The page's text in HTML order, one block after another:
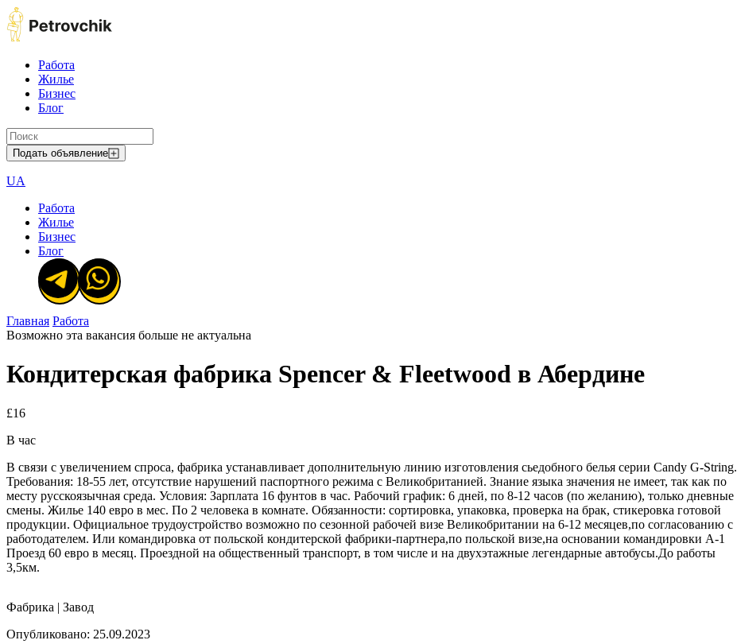
Работа
Жилье
Бизнес
Блог
Подать объявление
UA
Работа
Жилье
Бизнес
Блог
Главная Работа
Возможно эта вакансия больше не актуальна
Кондитерская фабрика Spencer & Fleetwood в Абердине
£16
В час
В связи с увеличением спроса, фабрика устанавливает дополнительную линию изготовления сьедобного белья серии Candy G-String.
Требования: 18-55 лет, отсутствие нарушений паспортного режима с Великобританией. Знание языка значения не имеет, так как по
месту русскоязычная среда. Условия: Зарплата 16 фунтов в час. Рабочий график: 6 дней, по 8-12 часов (по желанию), только дневные
смены. Жилье 140 евро в мес. По 2 человека в комнате. Обязанности: сортировка, упаковка, проверка на брак, стикеровка готовой
продукции. Официальное трудоустройство возможно по сезонной рабочей визе Великобритании на 6-12 месяцев,по согласованию с
работодателем. Или командировка от польской кондитерской фабрики-партнера,по польской визе,на основании командировки А-1
Проезд 60 евро в месяц. Проездной на общественный транспорт, в том числе и на двухэтажные легендарные автобусы.До работы
3,5км.
Фабрика | Завод
Опубликовано: 25.09.2023